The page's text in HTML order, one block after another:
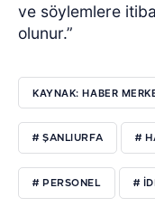
ve söylemlere
olunur.”
KAYNAK: HABER
# ŞANLIURFA #
# PERSONEL #